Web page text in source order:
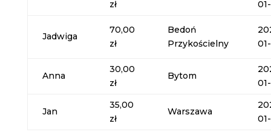
zł
Jadwiga
70,00
zł
Bedoń
Przykościelny
Anna
30,00
zł
Bytom
Jan
35,00
zł
Warszawa